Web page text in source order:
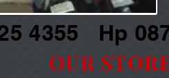
4355 Hp
OUR